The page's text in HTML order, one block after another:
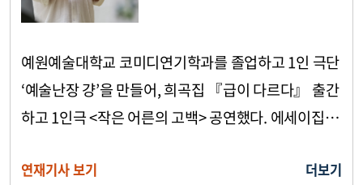
예원예술대학교 코미디연기학과를 졸업하고 1인 극단
‘예술난장 걍’을 만들어, 희곡집 『급이 다르다』 출간
하고 1인극 <작은 어른의 고백> 공연했다. 에세이집
신의 장애를 가지고 다양한 장르에서 예술로 난장을 펼
연재기사 보기 더보기